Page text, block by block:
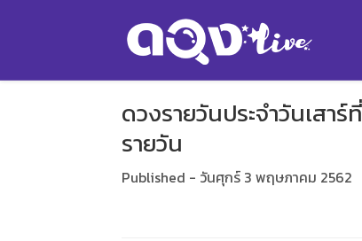
ดวงรายวันประจำวันเสา
รายวัน
Published - วันศุกร์ 3 พฤษภาคม 2562